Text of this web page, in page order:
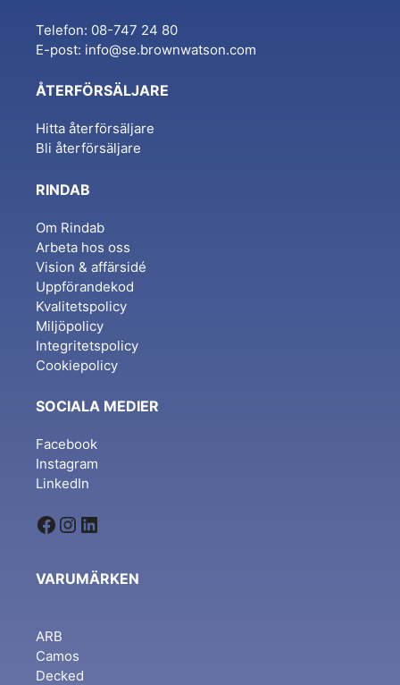
Telefon: 08-747 24 80
E-post: info@se.brownwatson.com
ÅTERFÖRSÄLJARE
Hitta återförsäljare
Bli återförsäljare
RINDAB
Om Rindab
Arbeta hos oss
Vision & affärsidé
Uppförandekod
Kvalitetspolicy
Miljöpolicy
Integritetspolicy
Cookiepolicy
SOCIALA MEDIER
Facebook
Instagram
LinkedIn
Facebook
Instagram
LinkedIn
VARUMÄRKEN
ARB
Camos
Decked